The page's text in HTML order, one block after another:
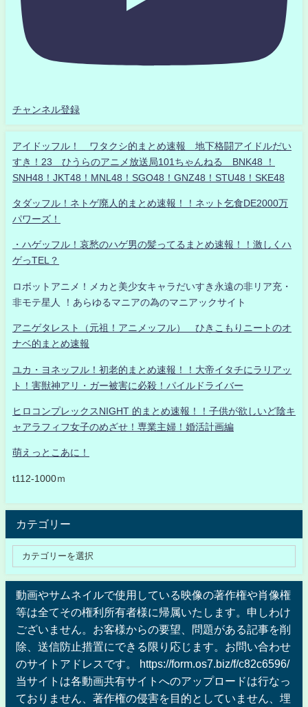
チャンネル登録
アイドッフル！ ワタクシ的まとめ速報 地下格闘アイドルだい
すき！23 ひうらのアニメ放送局101ちゃんねる BNK48 ！
SNH48！JKT48！MNL48！SGO48！GNZ48！STU48！SKE48
タダッフル！ネトゲ廃人的まとめ速報！！ネット乞食DE2000万
パワーズ！
・ハゲッフル！哀愁のハゲ男の髪ってるまとめ速報！！激しくハ
ゲっTEL？
ロボットアニメ！メカと美少女キャラだいすき永遠の非リア充・
非モテ星人 ！あらゆるマニアの為のマニアックサイト
アニゲタレスト（元祖！アニメッフル） ひきこもりニートのオ
ナベ的まとめ速報
ユカ・ヨネッフル！初老的まとめ速報！！大帝イタチにラリアッ
ト！害獣神アリ・ガー被害に必殺！パイルドライバー
ヒロコンプレックスNIGHT 的まとめ速報！！子供が欲しいど陰キ
ャアラフィフ女子のめざせ！専業主婦！婚活計画編
萌えっとこあに！
t112-1000ｍ
カテゴリー
動画やサムネイルで使用している映像の著作権や肖像権
等は全てその権利所有者様に帰属いたします。申しわけ
ございません。お客様からの要望、問題がある記事を削
除、送信防止措置にできる限り応じます。お問い合わせ
のサイトアドレスです。 https://form.os7.biz/f/c82c6596/
当サイトは各動画共有サイトへのアップロードは行なっ
ておりません、著作権の侵害を目的としていません、埋